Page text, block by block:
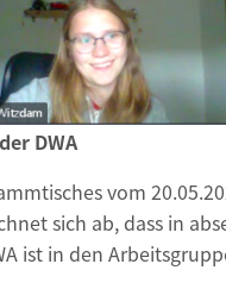
DWA
vom
sich ab, dass in
ist in den